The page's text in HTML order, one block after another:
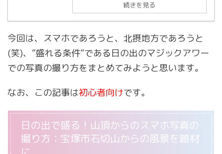
続きを見る
今回は、スマホであろうと、北摂地方であろうと
(笑)、”盛れる条件”である日の出のマジックアワー
での写真の撮り方をまとめてみようと思います。
なお、この記事は初心者向けです。
日の出で盛る！山頂からのスマホ写真の
撮り方：宝塚市石切山からの風景を題材